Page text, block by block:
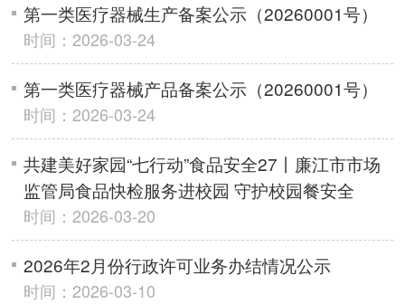
第一类医疗器械生产备案公示（20260001号）
时间：2026-03-24
第一类医疗器械产品备案公示（20260001号）
时间：2026-03-24
共建美好家园“七行动”食品安全27丨廉江市市场
监管局食品快检服务进校园 守护校园餐安全
时间：2026-03-20
2026年2月份行政许可业务办结情况公示
时间：2026-03-10